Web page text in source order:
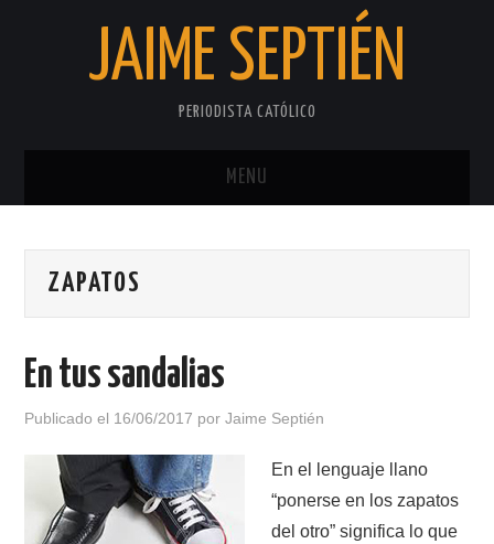
JAIME SEPTIÉN
PERIODISTA CATÓLICO
MENU
SOBRE EL AUTOR
ZAPATOS
En tus sandalias
Publicado el 16/06/2017 porJaime Septién
En el lenguaje llano
“ponerse en los zapatos
del otro” significa lo que